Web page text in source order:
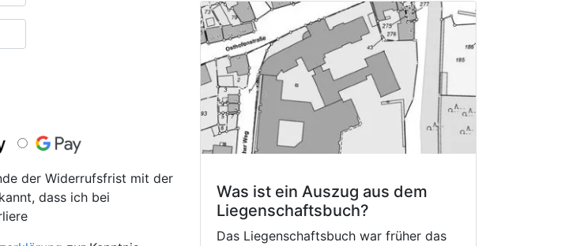
der Widerrufsfrist mit der
dass ich bei
Was ist ein Auszug aus dem
Liegenschaftsbuch?
Das Liegenschaftsbuch war früher das